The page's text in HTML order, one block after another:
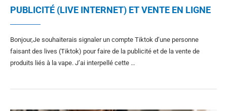
PUBLICITÉ (LIVE INTERNET) ET VENTE EN LIGNE
Bonjour,Je souhaiterais signaler un compte Tiktok d’une personne
faisant des lives (Tiktok) pour faire de la publicité et de la vente de
produits liés à la vape. J’ai interpellé cette …